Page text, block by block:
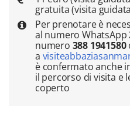
gratuita (visita
Per prenotare è
al numero WhatsApp
numero 388 1941580
a
è confermato anche
il percorso di visita e
coperto